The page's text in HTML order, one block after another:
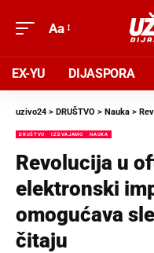
Aa
EX-YU DIJASPORA
uzivo24 > DRUŠTVO > Nauka >
DRUŠTVO IZDVAJAMO NAUKA
Revolucija u
elektronski
omogućava
čitaju